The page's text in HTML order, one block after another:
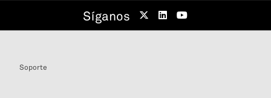
Síganos
Soporte